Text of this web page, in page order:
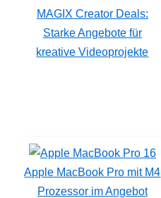
MAGIX Creator Deals:
Starke Angebote für
kreative Videoprojekte
Apple MacBook Pro mit M4
Prozessor im Angebot